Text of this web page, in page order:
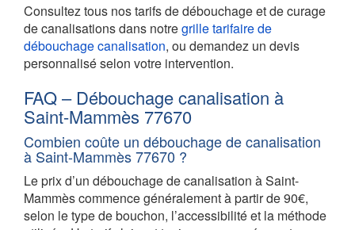
Consultez tous nos tarifs de débouchage et de curage
de canalisations dans notregrille tarifaire de
débouchage canalisation, ou demandez un devis
personnalisé selon votre intervention.
FAQ – Débouchage canalisation à
Saint-Mammès 77670
Combien coûte un débouchage de canalisation
à Saint-Mammès 77670 ?
Le prix d’un débouchage de canalisation à Saint-
Mammès commence généralement à partir de 90€,
selon le type de bouchon, l’accessibilité et la méthode